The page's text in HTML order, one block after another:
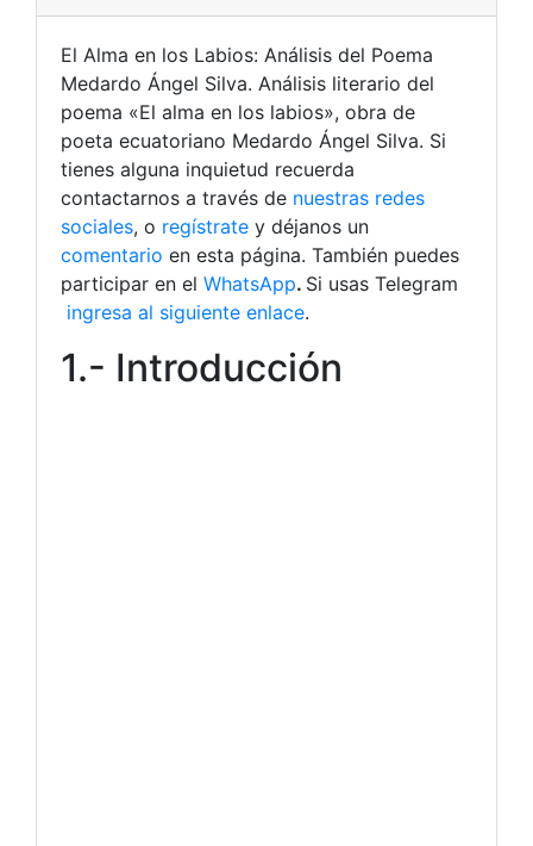
El Alma en los Labios: Análisis del Poema
Medardo Ángel Silva. Análisis literario del
poema «El alma en los labios», obra de
poeta ecuatoriano Medardo Ángel Silva. Si
tienes alguna inquietud recuerda
contactarnos a través de nuestras redes
sociales, o regístrate y déjanos un
comentario en esta página. También puedes
participar en el WhatsApp. Si usas Telegram
ingresa al siguiente enlace.
1.- Introducción